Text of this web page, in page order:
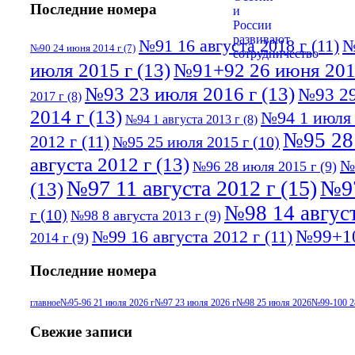
Последние номера
№90 24 июня 2014 г (7) №91 16 августа 2018 г (11)
июля 2015 г (13)№91+92 26 июня
2017 г (8) №93 23 июля 2016 г (13)№93
2014 г (13) №94 1 августа 2013 г (8) №94 1 июля
2012 г (11)№95 25 июля 2015 г (10) №95 28
августа 2012 г (13) №96 28 июля 2015 г (9)
(13)№97 11 августа 2012 г (15)
г (10) №98 8 августа 2013 г (9) №98 14
2014 г (9) №99 16 августа 2012 г (11)
Последние номера
главное№95-96 21 июля 2026 г№97 23 июля 2026 г№98 25 июля 2026№99-100
Свежие записи